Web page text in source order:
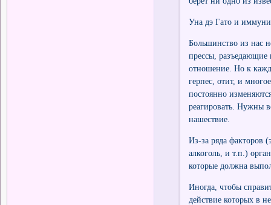
Уна дэ Гато и
Большинство из нас
прессы, разъедающие
отношение. Но к
герпес, отит, и
постоянно
реагировать. Нужны
нашествие.
Из-за ряда факторов
алкоголь, и т.п.)
которые должна
Иногда, чтобы
действие которых в